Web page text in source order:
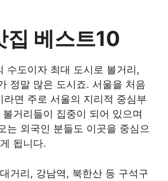
집 베스트10
수도이자 최대 도시로 볼거리,
정말 많은 도시죠. 서울을 처음
라면 주로 서울의 지리적 중심부
거리들이 집중이 되어 있으며
는 외국인 분들도 이곳을 중심으
됩니다.
거리, 강남역, 북한산 등 구석구